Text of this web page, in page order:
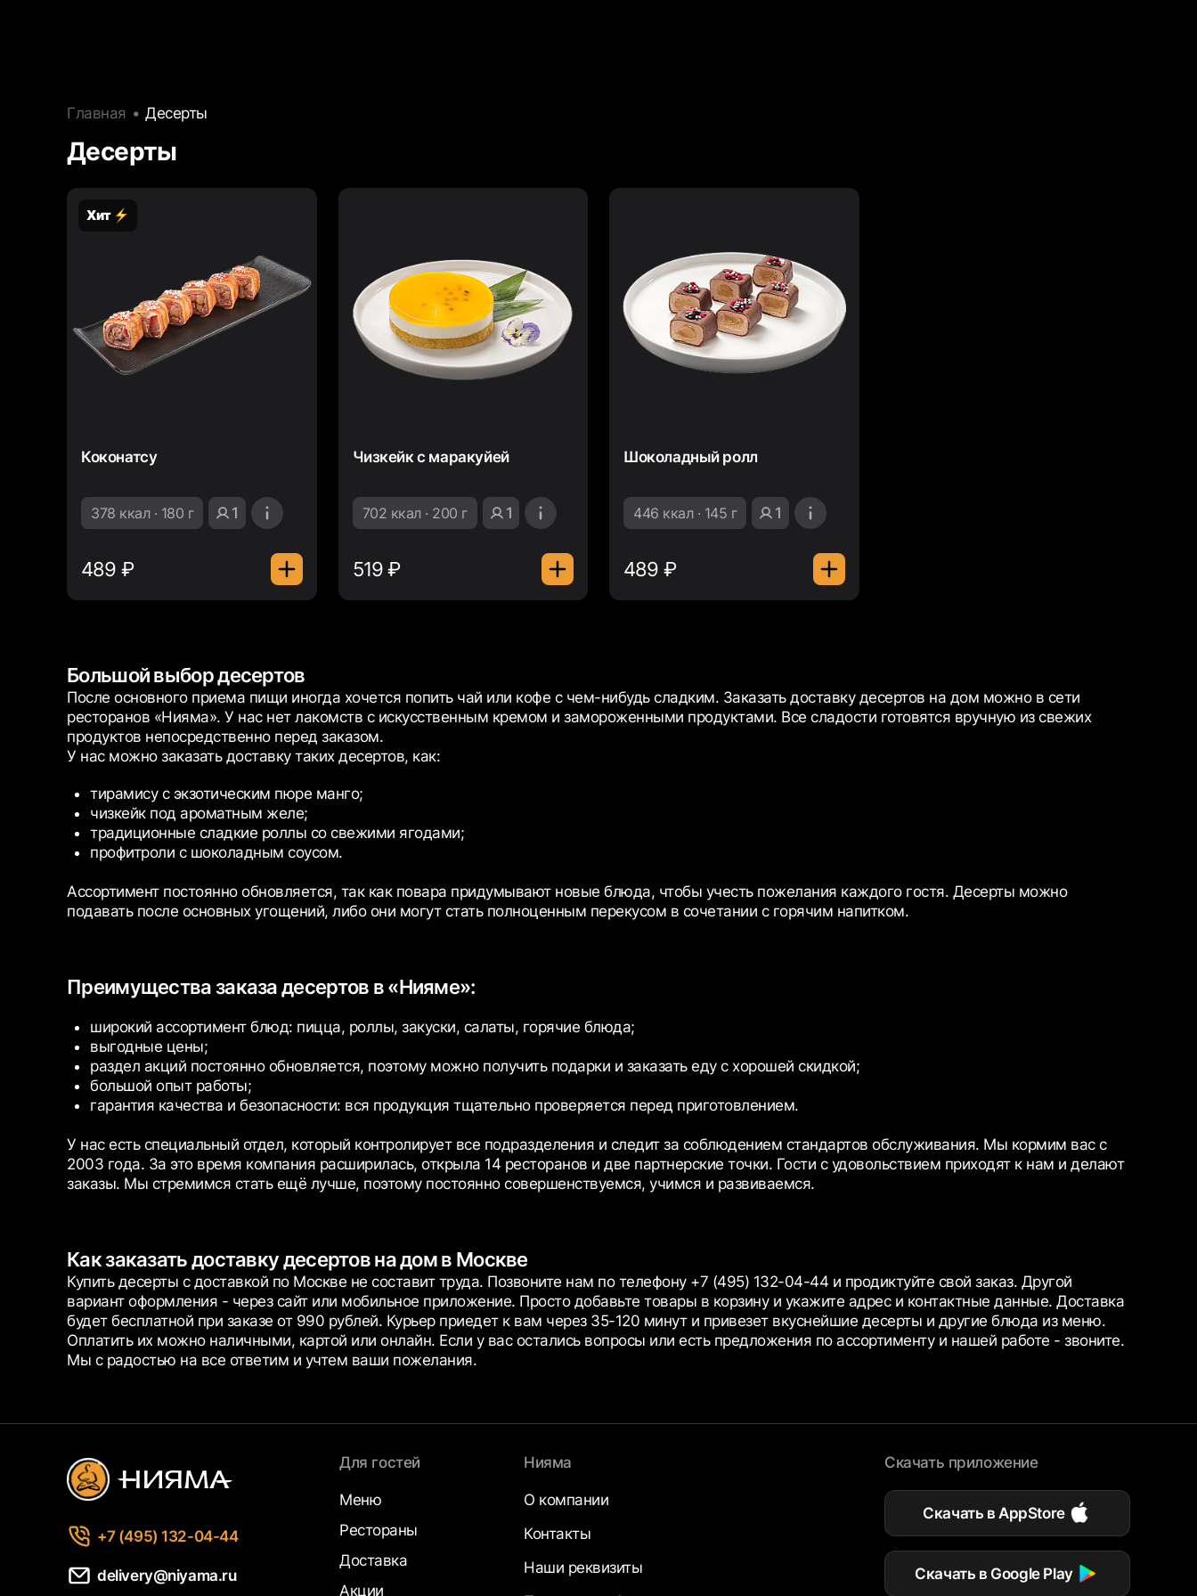
Главная Десерты
Десерты
Хит
Коконатсу
378 ккал · 180 г 1
489 ₽
Чизкейк с маракуйей
702 ккал · 200 г 1
519 ₽
Шоколадный ролл
446 ккал · 145 г 1
489 ₽
Большой выбор десертов
После основного приема пищи иногда хочется попить чай или кофе с чем-нибудь сладким. Заказать доставку десертов на дом можно в сети
ресторанов «Нияма». У нас нет лакомств с искусственным кремом и замороженными продуктами. Все сладости готовятся вручную из свежих
продуктов непосредственно перед заказом.
У нас можно заказать доставку таких десертов, как:
тирамису с экзотическим пюре манго;
чизкейк под ароматным желе;
традиционные сладкие роллы со свежими ягодами;
профитроли с шоколадным соусом.
Ассортимент постоянно обновляется, так как повара придумывают новые блюда, чтобы учесть пожелания каждого гостя. Десерты можно
подавать после основных угощений, либо они могут стать полноценным перекусом в сочетании с горячим напитком.
Преимущества заказа десертов в «Нияме»:
широкий ассортимент блюд: пицца, роллы, закуски, салаты, горячие блюда;
выгодные цены;
раздел акций постоянно обновляется, поэтому можно получить подарки и заказать еду с хорошей скидкой;
большой опыт работы;
гарантия качества и безопасности: вся продукция тщательно проверяется перед приготовлением.
У нас есть специальный отдел, который контролирует все подразделения и следит за соблюдением стандартов обслуживания. Мы кормим вас с
2003 года. За это время компания расширилась, открыла 14 ресторанов и две партнерские точки. Гости с удовольствием приходят к нам и делают
заказы. Мы стремимся стать ещё лучше, поэтому постоянно совершенствуемся, учимся и развиваемся.
Как заказать доставку десертов на дом в Москве
Купить десерты с доставкой по Москве не составит труда. Позвоните нам по телефону +7 (495) 132-04-44 и продиктуйте свой заказ. Другой
вариант оформления - через сайт или мобильное приложение. Просто добавьте товары в корзину и укажите адрес и контактные данные. Доставка
будет бесплатной при заказе от 990 рублей. Курьер приедет к вам через 35-120 минут и привезет вкуснейшие десерты и другие блюда из меню.
Оплатить их можно наличными, картой или онлайн. Если у вас остались вопросы или есть предложения по ассортименту и нашей работе - звоните.
Мы с радостью на все ответим и учтем ваши пожелания.
Скачать приложение
Скачать в AppStore
Скачать в Google Play
+7 (495) 132-04-44
delivery@niyama.ru
Для гостей
Меню
Рестораны
Доставка
Акции
Нияма
О компании
Контакты
Наши реквизиты